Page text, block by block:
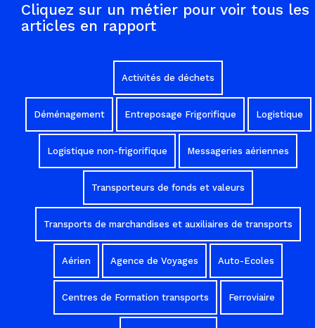
Cliquez sur un métier pour voir tous les
articles en rapport
Activités de déchets
Déménagement Entreposage Frigorifique Logistique
Logistique non-frigorifique Messageries aériennes
Transporteurs de fonds et valeurs
Transports de marchandises et auxiliaires de transports
Aérien Agence de Voyages Auto-Ecoles
Centres de Formation transports Ferroviaire